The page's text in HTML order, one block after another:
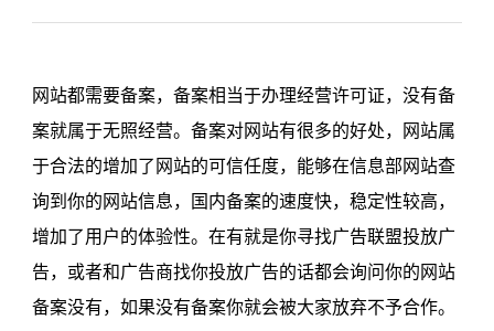
网站都需要备案，备案相当于办理经营许可证，没有备
案就属于无照经营。备案对网站有很多的好处，网站属
于合法的增加了网站的可信任度，能够在信息部网站查
询到你的网站信息，国内备案的速度快，稳定性较高，
增加了用户的体验性。在有就是你寻找广告联盟投放广
告，或者和广告商找你投放广告的话都会询问你的网站
备案没有，如果没有备案你就会被大家放弃不予合作。